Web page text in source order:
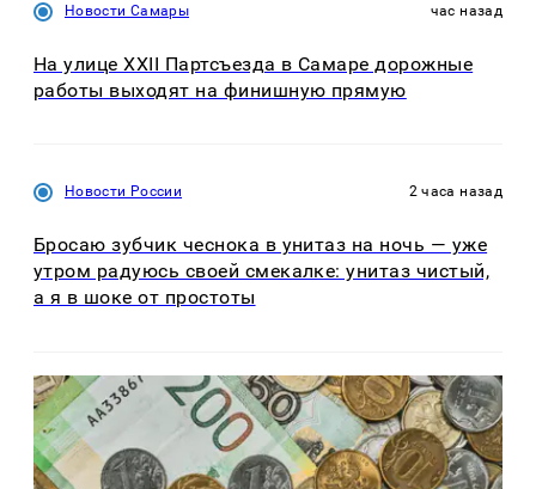
Новости Самары час назад
На улице XXII Партсъезда в Самаре дорожные
работы выходят на финишную прямую
Новости России 2 часа назад
Бросаю зубчик чеснока в унитаз на ночь — уже
утром радуюсь своей смекалке: унитаз чистый,
а я в шоке от простоты